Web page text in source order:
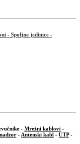
- Spoljne jedinice -
- Mrežni kablovi -
- Antenski kabl - UTP-